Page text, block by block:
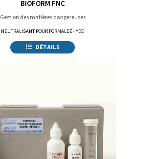
BIOFORM FNC
Gestion des matières dangereuses
NEUTRALISANT POUR FORMALDÉHYDE
DÉTAILS